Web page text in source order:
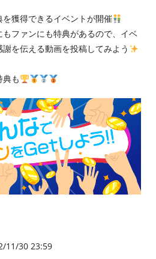
獲得できるイベントが開催
ファンにも特典があるので、イベ
を伝える動画を投稿してみよう
も
11/30 23:59